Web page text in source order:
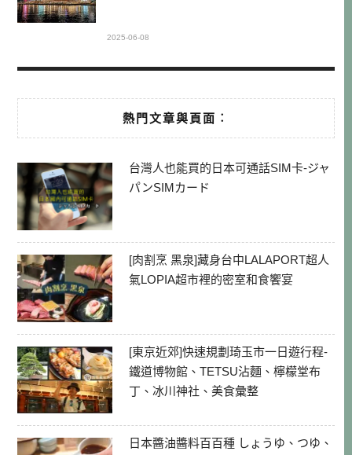
2025-06-08
熱門文章與頁面︰
台灣人也能買的日本可通話SIM卡-ジャ
パンSIMカード
[肉割烹 黑泉]藏身台中LALAPORT超人
氣LOPIA超市裡的密室和食饗宴
[東京近郊]快速規劃琦玉市一日遊行程-
鐵道博物館、TETSU沾麵、檸檬堂布
丁、冰川神社、美食彙整
日本醬油醬料百百種 しょうゆ、つゆ、